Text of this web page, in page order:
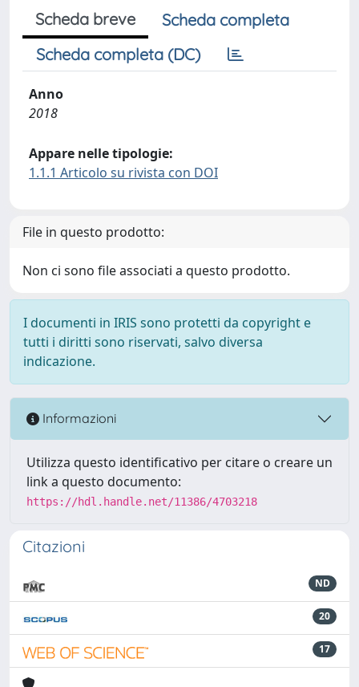
Scheda breve
Scheda completa
Scheda completa (DC)
Anno
2018
Appare nelle tipologie:
1.1.1 Articolo su rivista con DOI
File in questo prodotto:
Non ci sono file associati a questo prodotto.
I documenti in IRIS sono protetti da copyright e
tutti i diritti sono riservati, salvo diversa
indicazione.
Informazioni
Utilizza questo identificativo per citare o creare un
link a questo documento:
https://hdl.handle.net/11386/4703218
Citazioni
ND
20
17